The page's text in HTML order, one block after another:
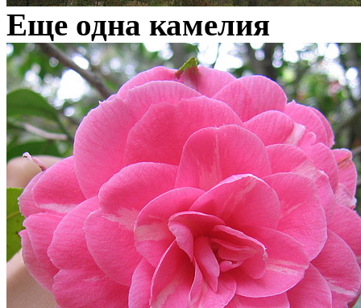
Еще одна камелия